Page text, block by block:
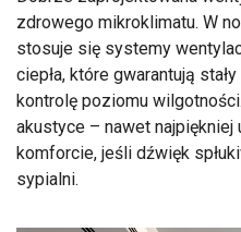
zdrowego mikroklimatu. W
stosuje się systemy
ciepła, które gwarantują
kontrolę poziomu
akustyce – nawet
komforcie, jeśli dźwięk
sypialni.